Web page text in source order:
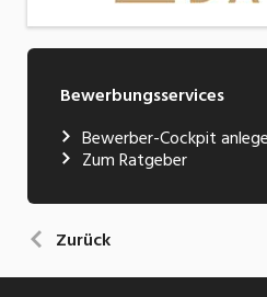
Bewerbungsservices
Bewerber-Cockpit
Zum Ratgeber
Zurück